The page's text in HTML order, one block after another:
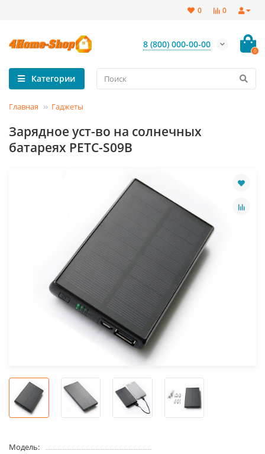
0
0
8 (800) 000-00-00
0
Категории
Главная Гаджеты
Зарядное уст-во на солнечных
батареях PETC-S09B
Модель: